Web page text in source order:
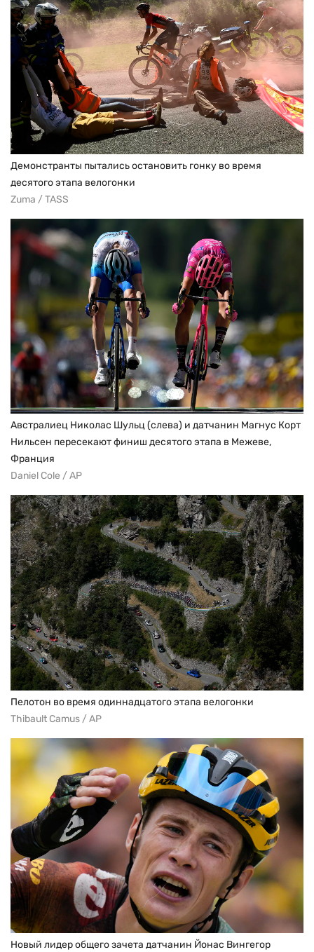
Демонстранты пытались остановить гонку во время
десятого этапа велогонки
Zuma / TASS
Австралиец Николас Шульц (слева) и датчанин Магнус Корт
Нильсен пересекают финиш десятого этапа в Межеве,
Франция
Daniel Cole / AP
Пелотон во время одиннадцатого этапа велогонки
Thibault Camus / AP
Новый лидер общего зачета датчанин Йонас Вингегор